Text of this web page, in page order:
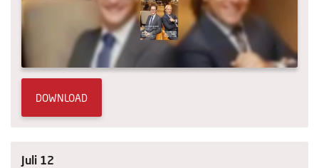
Columns
Michelin
Nieuwe hotels
Personalia
DOWNLOAD
Juli 12